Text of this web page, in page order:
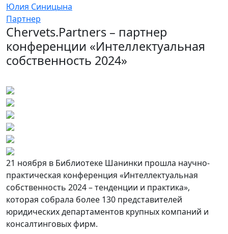
Юлия Синицына
Партнер
Chervets.Partners – партнер
конференции «Интеллектуальная
собственность 2024»
21 ноября в Библиотеке Шанинки прошла научно-
практическая конференция «Интеллектуальная
собственность 2024 – тенденции и практика»,
которая собрала более 130 представителей
юридических департаментов крупных компаний и
консалтинговых фирм.